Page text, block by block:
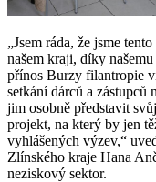
„Jsem ráda, že jsme
našem kraji, díky
přínos Burzy filantropie
setkání dárců a
jim osobně představit
projekt, na který by jen
vyhlášených výzev,“
Zlínského kraje Hana
neziskový sektor.